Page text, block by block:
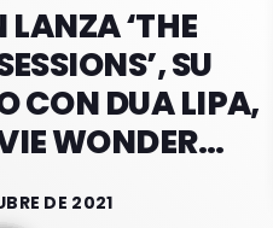
‘THE
SU
CON DUA LIPA,
WONDER…
DE 2021